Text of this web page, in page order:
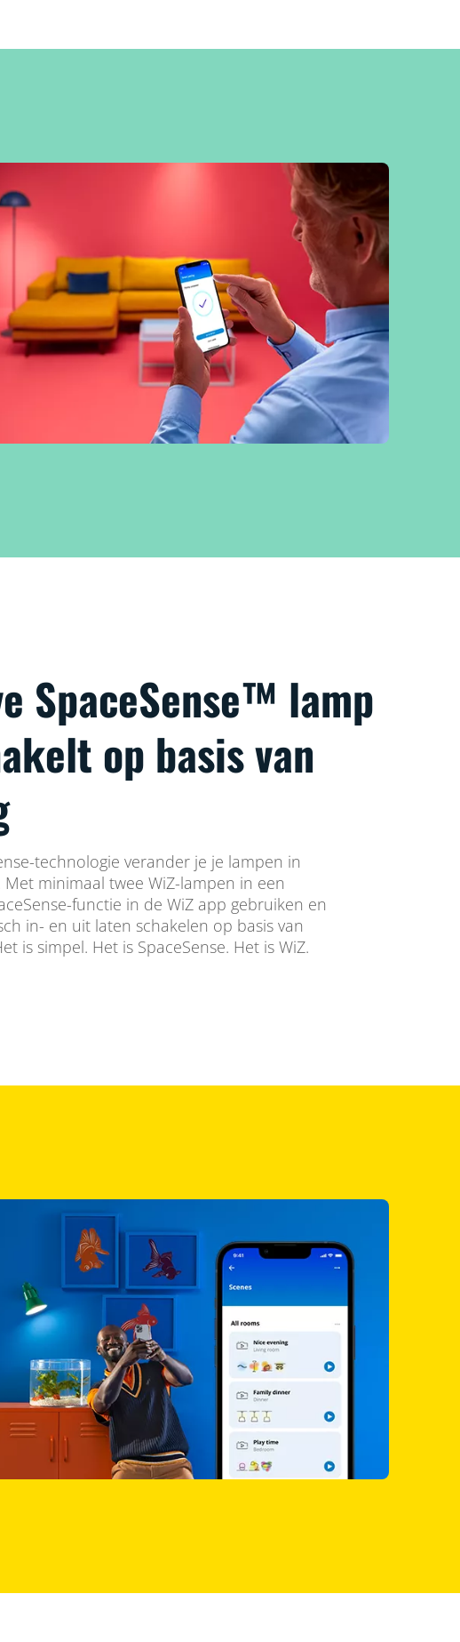
SpaceSense™ lamp
op basis van
technologie verander je je lampen in
Met minimaal twee WiZ-lampen in een
functie in de WiZ app gebruiken en
in- en uit laten schakelen op basis van
is simpel. Het is SpaceSense. Het is WiZ.